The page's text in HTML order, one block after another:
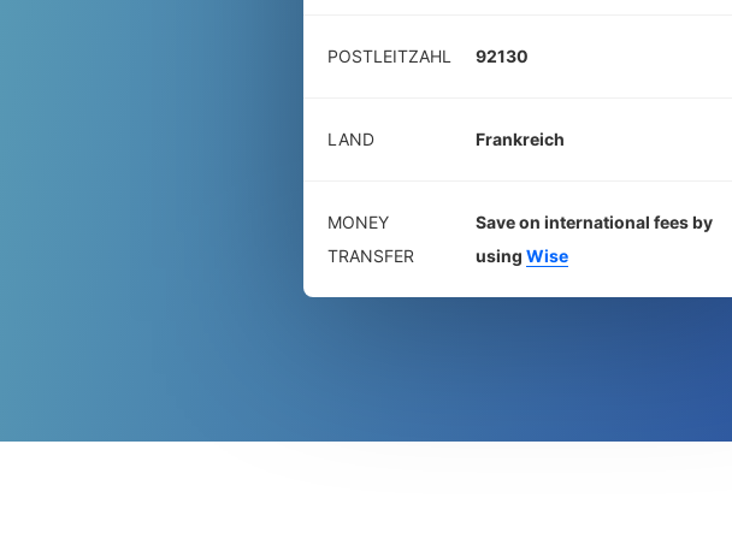
POSTLEITZAHL 92130
LAND Frankreich
MONEY
TRANSFER
Save on international fees by
using Wise